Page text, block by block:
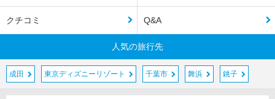
クチコミ Q&A
人気の旅行先
成田 東京ディズニーリゾート 千葉市 舞浜 銚子